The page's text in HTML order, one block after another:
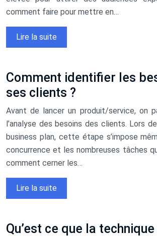
comment faire pour mettre en…
Lire la suite
Comment identifier les
ses clients ?
Avant de lancer un produit/service, on
l’analyse des besoins des clients. Lors
business plan, cette étape s’impose
concurrence et les nombreuses tâches
comment cerner les…
Lire la suite
Qu’est ce que la technique